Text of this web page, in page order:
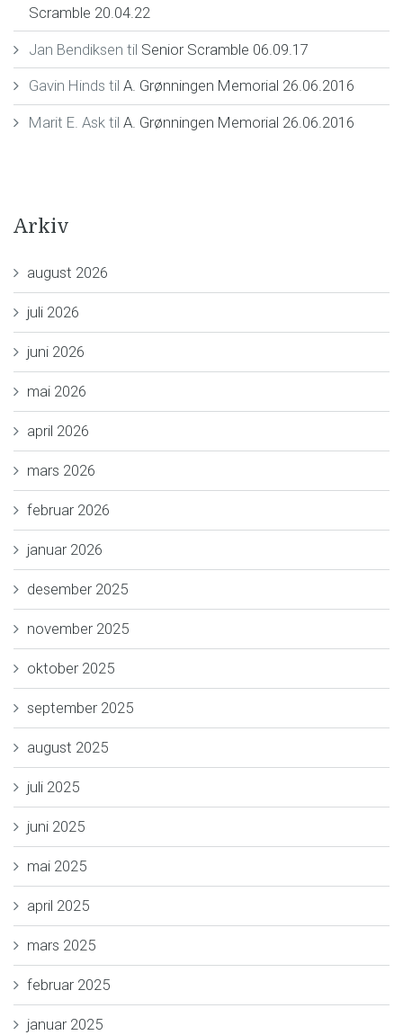
Scramble 20.04.22
Jan Bendiksen til Senior Scramble 06.09.17
Gavin Hinds til A. Grønningen Memorial 26.06.2016
Marit E. Asktil A. Grønningen Memorial 26.06.2016
Arkiv
august 2026
juli 2026
juni 2026
mai 2026
april 2026
mars 2026
februar 2026
januar 2026
desember 2025
november 2025
oktober 2025
september 2025
august 2025
juli 2025
juni 2025
mai 2025
april 2025
mars 2025
februar 2025
januar 2025